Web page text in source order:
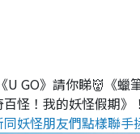
U GO》請你睇👹《蠟
百怪！我的妖怪假期》！
妖怪朋友們點樣聯手